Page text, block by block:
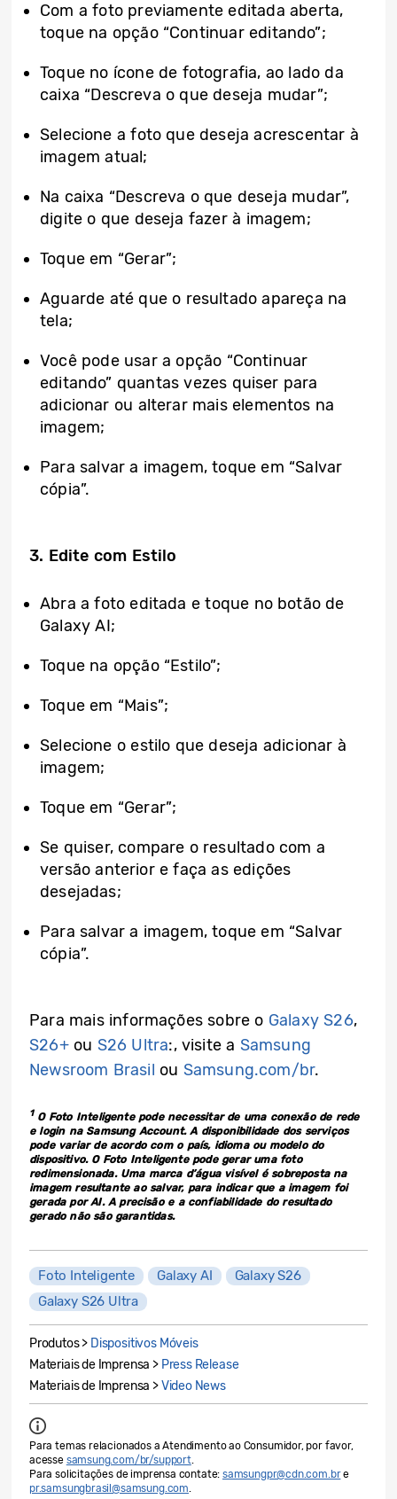
Com a foto previamente editada aberta,
toque na opção “Continuar editando”;
Toque no ícone de fotografia, ao lado da
caixa “Descreva o que deseja mudar”;
Selecione a foto que deseja acrescentar à
imagem atual;
Na caixa “Descreva o que deseja mudar”,
digite o que deseja fazer à imagem;
Toque em “Gerar”;
Aguarde até que o resultado apareça na
tela;
Você pode usar a opção “Continuar
editando” quantas vezes quiser para
adicionar ou alterar mais elementos na
imagem;
Para salvar a imagem, toque em “Salvar
cópia”.
3. Edite com Estilo
Abra a foto editada e toque no botão de
Galaxy AI;
Toque na opção “Estilo”;
Toque em “Mais”;
Selecione o estilo que deseja adicionar à
imagem;
Toque em “Gerar”;
Se quiser, compare o resultado com a
versão anterior e faça as edições
desejadas;
Para salvar a imagem, toque em “Salvar
cópia”.
Para mais informações sobre o Galaxy S26,
S26+ou S26 Ultra:, visite a Samsung
Newsroom Brasil ou Samsung.com/br.
1O Foto Inteligente pode necessitar de uma conexão de rede
e login na Samsung Account. A disponibilidade dos serviços
pode variar de acordo com o país, idioma ou modelo do
dispositivo. O Foto Inteligente pode gerar uma foto
redimensionada. Uma marca d’água visível é sobreposta na
imagem resultante ao salvar, para indicar que a imagem foi
gerada por AI. A precisão e a confiabilidade do resultado
gerado não são garantidas.
Foto Inteligente Galaxy AI
Galaxy S26
Galaxy S26 Ultra
Produtos > Dispositivos Móveis
Materiais de Imprensa > Press Release
Materiais de Imprensa >Video News
Para temas relacionados a Atendimento ao Consumidor, por favor,
acesse samsung.com/br/support.
Para solicitações de imprensa contate: samsungpr@cdn.com.bre
pr.samsungbrasil@samsung.com.